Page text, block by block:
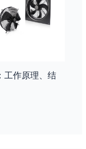
工作原理、结